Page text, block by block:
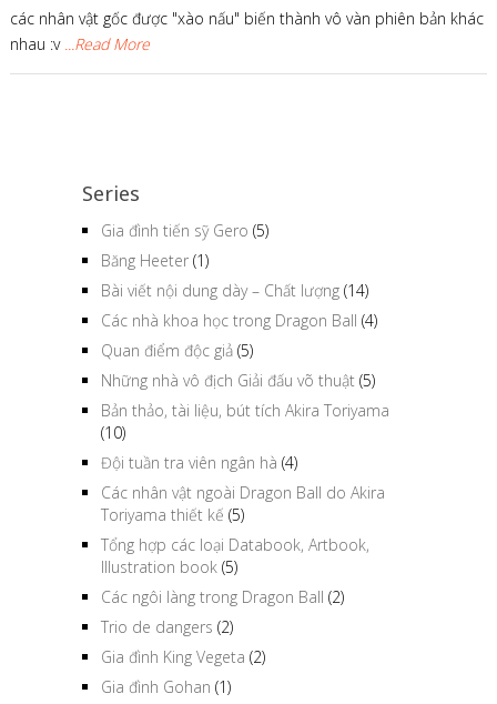
các nhân vật gốc được "xào nấu" biến thành vô vàn phiên bản khác
nhau :v ...Read More
Series
Gia đình tiến sỹ Gero (5)
Băng Heeter (1)
Bài viết nội dung dày – Chất lượng (14)
Các nhà khoa học trong Dragon Ball (4)
Quan điểm độc giả (5)
Những nhà vô địch Giải đấu võ thuật (5)
Bản thảo, tài liệu, bút tích Akira Toriyama
(10)
Đội tuần tra viên ngân hà (4)
Các nhân vật ngoài Dragon Ball do Akira
Toriyama thiết kế (5)
Tổng hợp các loại Databook, Artbook,
Illustration book (5)
Các ngôi làng trong Dragon Ball (2)
Trio de dangers (2)
Gia đình King Vegeta (2)
Gia đình Gohan (1)